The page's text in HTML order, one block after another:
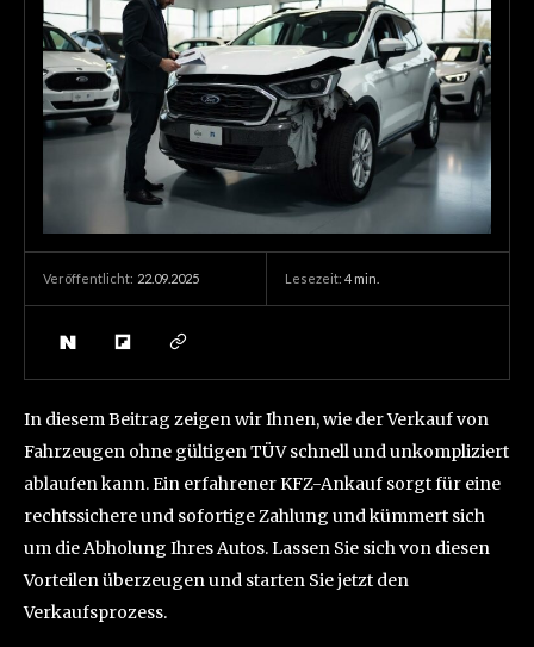
Veröffentlicht: 22.09.2025 Lesezeit: 4 min.
In diesem Beitrag zeigen wir Ihnen, wie der Verkauf von
Fahrzeugen ohne gültigen TÜV schnell und unkompliziert
ablaufen kann. Ein erfahrener KFZ-Ankauf sorgt für eine
rechtssichere und sofortige Zahlung und kümmert sich
um die Abholung Ihres Autos. Lassen Sie sich von diesen
Vorteilen überzeugen und starten Sie jetzt den
Verkaufsprozess.